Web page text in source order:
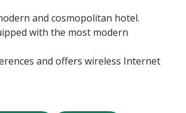
and cosmopolitan hotel.
with the most modern
and offers wireless Internet